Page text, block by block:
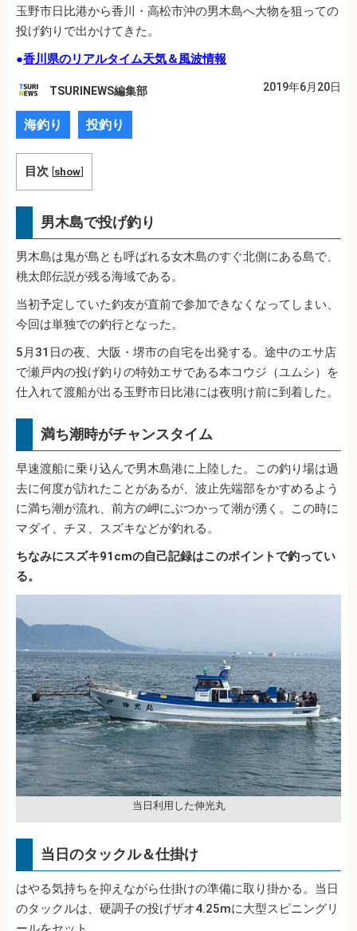
玉野市日比港から香川・高松市沖の男木島へ大物を狙っての
投げ釣りで出かけてきた。
●香川県のリアルタイム天気＆風波情報
TSURINEWS編集部 2019年6月20日
海釣り 投釣り
目次 [show]
男木島で投げ釣り
男木島は鬼が島とも呼ばれる女木島のすぐ北側にある島で、
桃太郎伝説が残る海域である。
当初予定していた釣友が直前で参加できなくなってしまい、
今回は単独での釣行となった。
5月31日の夜、大阪・堺市の自宅を出発する。途中のエサ店
で瀬戸内の投げ釣りの特効エサである本コウジ（ユムシ）を
仕入れて渡船が出る玉野市日比港には夜明け前に到着した。
満ち潮時がチャンスタイム
早速渡船に乗り込んで男木島港に上陸した。この釣り場は過
去に何度が訪れたことがあるが、波止先端部をかすめるよう
に満ち潮が流れ、前方の岬にぶつかって潮が湧く。この時に
マダイ、チヌ、スズキなどが釣れる。
ちなみにスズキ91cmの自己記録はこのポイントで釣ってい
る。
当日利用した伸光丸
当日のタックル＆仕掛け
はやる気持ちを抑えながら仕掛けの準備に取り掛かる。当日
のタックルは、硬調子の投げザオ4.25mに大型スピニングリ